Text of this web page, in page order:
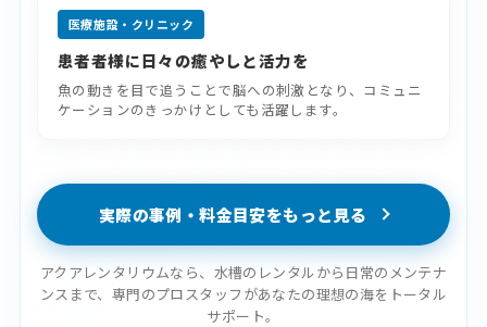
医療施設・クリニック
患者者様に日々の癒やしと活力を
魚の動きを目で追うことで脳への刺激となり、コミュニ
ケーションのきっかけとしても活躍します。
実際の事例・料金目安をもっと見る
アクアレンタリウムなら、水槽のレンタルから日常のメンテナ
ンスまで、 専門のプロスタッフがあなたの理想の海をトータル
サポート。